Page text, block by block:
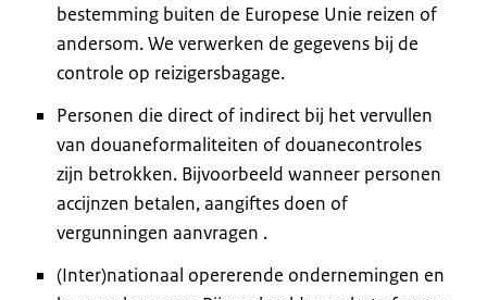
bestemming buiten de Europese Unie reizen of
andersom. We verwerken de gegevens bij de
controle op reizigersbagage.
Personen die direct of indirect bij het vervullen
van douaneformaliteiten of douanecontroles
zijn betrokken. Bijvoorbeeld wanneer personen
accijnzen betalen, aangiftes doen of
vergunningen aanvragen .
(Inter)nationaal opererende ondernemingen en